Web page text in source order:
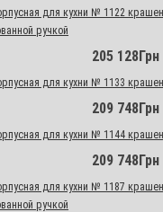
для кухни № 1122
ручкой
205 128Грн
для кухни № 1133
209 748Грн
для кухни № 1144
209 748Грн
для кухни № 1187
ручкой